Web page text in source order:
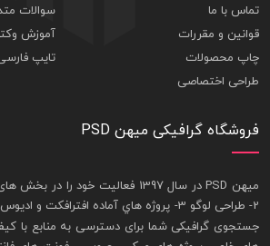
تماس با ما
قوانین و مقررات
چاپ محصولات
طراحی اختصاصی
سوالات
آموزش
تایپ
فروشگاه گرافیکی میهن PSD
ميهن PSD در سال 1397 فعاليت خود را در بخش های : 1-
2- طراحی لوگو 3- پروژه هاي آماده
جستجوی گرافيکی شما برای دسترسی به منابع با